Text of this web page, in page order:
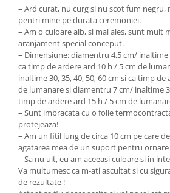
– Ard curat, nu curg si nu scot fum negru,
pentri mine pe durata ceremoniei.
– Am o culoare alb, si mai ales, sunt mult
aranjament special conceput.
– Dimensiune: diamentru 4,5 cm/ inaltime
ca timp de ardere ard 10 h / 5 cm de
inaltime 30, 35, 40, 50, 60 cm si ca timp
de lumanare si diamentru 7 cm/ inaltime
timp de ardere ard 15 h / 5 cm de
– Sunt imbracata cu o folie
protejeaza!
– Am un fitil lung de circa 10 cm pe care
agatarea mea de un suport pentru ornare
– Sa nu uit, eu am aceeasi culoare si in
Va multumesc ca m-ati ascultat si cu
de rezultate !